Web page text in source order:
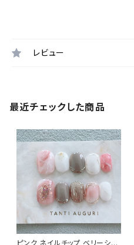
レビュー
最近チェックした商品
ピンク ネイルチップ ベリーショ